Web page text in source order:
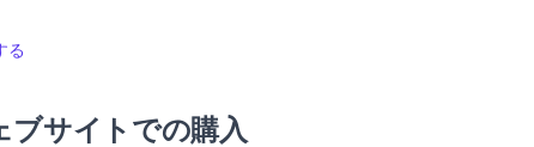
る
ブサイトでの購入